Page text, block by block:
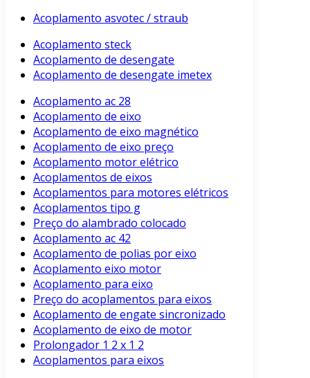
Acoplamento asvotec / straub
Acoplamento steck
Acoplamento de desengate
Acoplamento de desengate imetex
Acoplamento ac 28
Acoplamento de eixo
Acoplamento de eixo magnético
Acoplamento de eixo preço
Acoplamento motor elétrico
Acoplamentos de eixos
Acoplamentos para motores elétricos
Acoplamentos tipo g
Preço do alambrado colocado
Acoplamento ac 42
Acoplamento de polias por eixo
Acoplamento eixo motor
Acoplamento para eixo
Preço do acoplamentos para eixos
Acoplamento de engate sincronizado
Acoplamento de eixo de motor
Prolongador 1 2 x 1 2
Acoplamentos para eixos